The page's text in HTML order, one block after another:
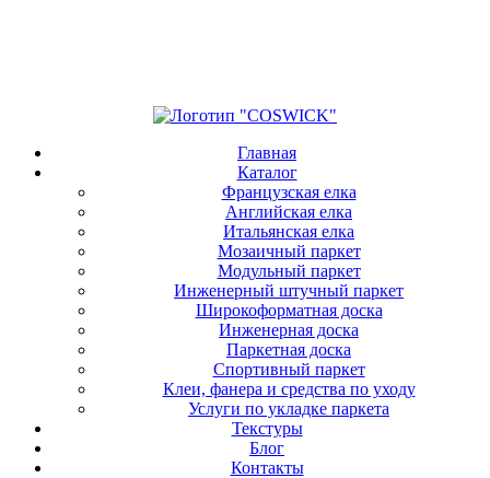
Главная
Каталог
Французская елка
Английская елка
Итальянская елка
Мозаичный паркет
Модульный паркет
Инженерный штучный паркет
Широкоформатная доска
Инженерная доска
Паркетная доска
Спортивный паркет
Клеи, фанера и средства по уходу
Услуги по укладке паркета
Текстуры
Блог
Контакты